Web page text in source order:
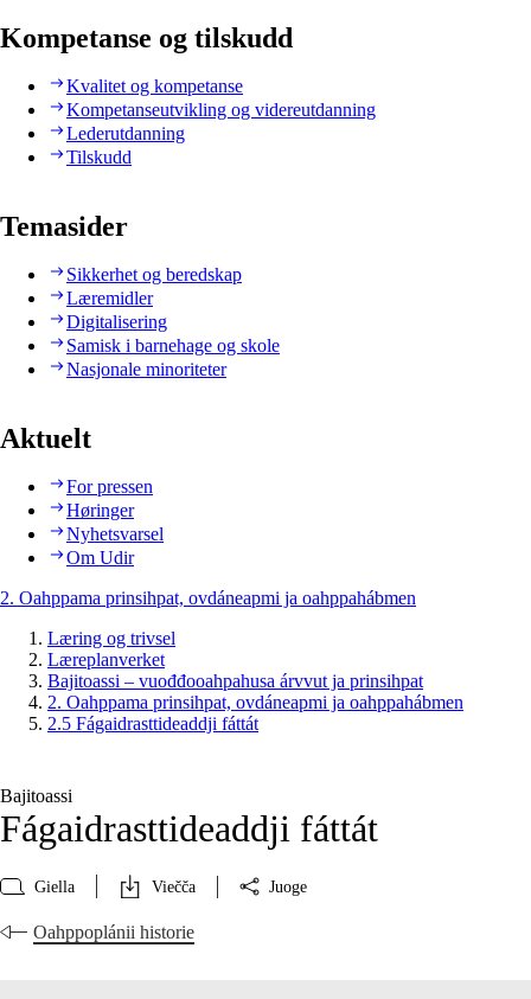
Kompetanse og tilskudd
Kvalitet og kompetanse
Kompetanseutvikling og videreutdanning
Lederutdanning
Tilskudd
Temasider
Sikkerhet og beredskap
Læremidler
Digitalisering
Samisk i barnehage og skole
Nasjonale minoriteter
Aktuelt
For pressen
Høringer
Nyhetsvarsel
Om Udir
2. Oahppama prinsihpat, ovdáneapmi ja oahppahábmen
Læring og trivsel
Læreplanverket
Bajitoassi – vuođđooahpahusa árvvut ja prinsihpat
2. Oahppama prinsihpat, ovdáneapmi ja oahppahábmen
2.5 Fágaidrasttideaddji fáttát
Bajitoassi
Fágaidrasttideaddji fáttát
Giella Viečča Juoge
Oahppoplánii historie